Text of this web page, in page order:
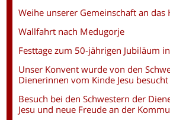
Weihe unserer Gemeinschaft an das
Wallfahrt nach Medugorje
Festtage zum 50-jährigen Jubiläum
Unser Konvent wurde von den
Dienerinnen vom Kinde Jesu besucht
Besuch bei den Schwestern der
Jesu und neue Freude an der